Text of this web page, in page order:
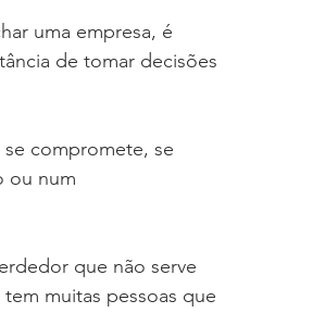
uma empresa, é
de tomar decisões
compromete, se
ou num
que não serve
muitas pessoas que